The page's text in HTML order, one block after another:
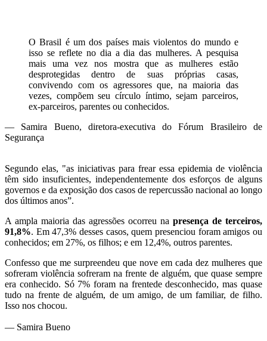
O Brasil é um dos países mais violentos do mundo e
isso se reflete no dia a dia das mulheres. A pesquisa
mais uma vez nos mostra que as mulheres estão
desprotegidas dentro de suas próprias casas,
convivendo com os agressores que, na maioria das
vezes, compõem seu círculo íntimo, sejam parceiros,
ex-parceiros, parentes ou conhecidos.
— Samira Bueno, diretora-executiva do Fórum Brasileiro de
Segurança
Segundo elas, "as iniciativas para frear essa epidemia de violência
têm sido insuficientes, independentemente dos esforços de alguns
governos e da exposição dos casos de repercussão nacional ao longo
dos últimos anos”.
A ampla maioria das agressões ocorreu na presença de terceiros,
91,8%. Em 47,3% desses casos, quem presenciou foram amigos ou
conhecidos; em 27%, os filhos; e em 12,4%, outros parentes.
Confesso que me surpreendeu que nove em cada dez mulheres que
sofreram violência sofreram na frente de alguém, que quase sempre
era conhecido. Só 7% foram na frentede desconhecido, mas quase
tudo na frente de alguém, de um amigo, de um familiar, de filho.
Isso nos chocou.
— Samira Bueno